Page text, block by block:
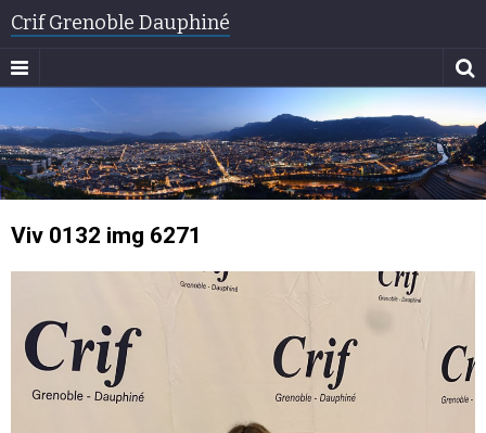
Crif Grenoble Dauphiné
Viv 0132 img 6271